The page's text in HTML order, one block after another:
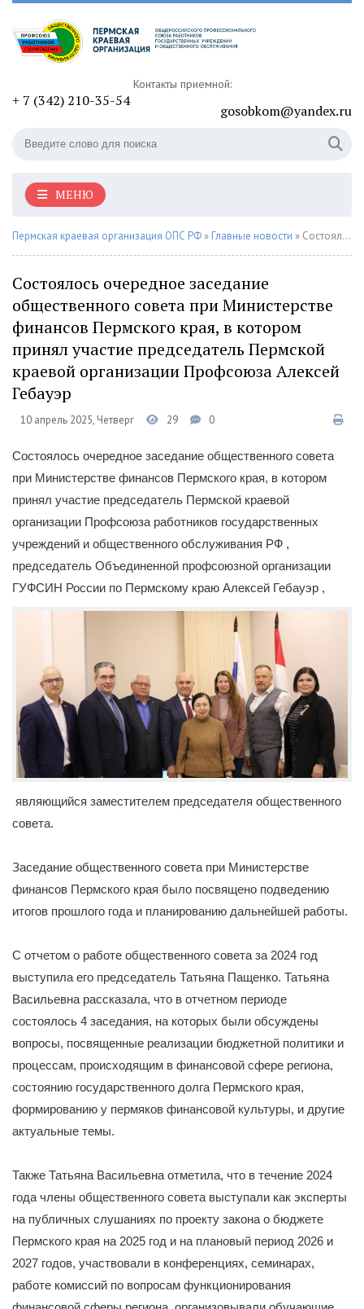
Контакты приемной:
+ 7 (342) 210-35-54
gosobkom@yandex.ru
МЕНЮ
Пермская краевая организация ОПС РФ » Главные новости » Состоялось очередное заседание общественного совета при Министерстве финансов Пермского края, в котором принял участие председатель Пермской краевой организации Профсоюза Алексей Гебауэр
Состоялось очередное заседание
общественного совета при Министерстве
финансов Пермского края, в котором
принял участие председатель Пермской
краевой организации Профсоюза Алексей
Гебауэр
10 апрель 2025, Четверг 29 0
Состоялось очередное заседание общественного совета
при Министерстве финансов Пермского края, в котором
принял участие председатель Пермской краевой
организации Профсоюза работников государственных
учреждений и общественного обслуживания РФ ,
председатель Объединенной профсоюзной организации
ГУФСИН России по Пермскому краю Алексей Гебауэр ,
являющийся заместителем председателя общественного
совета.
Заседание общественного совета при Министерстве
финансов Пермского края было посвящено подведению
итогов прошлого года и планированию дальнейшей работы.
С отчетом о работе общественного совета за 2024 год
выступила его председатель Татьяна Пащенко. Татьяна
Васильевна рассказала, что в отчетном периоде
состоялось 4 заседания, на которых были обсуждены
вопросы, посвященные реализации бюджетной политики и
процессам, происходящим в финансовой сфере региона,
состоянию государственного долга Пермского края,
формированию у пермяков финансовой культуры, и другие
актуальные темы.
Также Татьяна Васильевна отметила, что в течение 2024
года члены общественного совета выступали как эксперты
на публичных слушаниях по проекту закона о бюджете
Пермского края на 2025 год и на плановый период 2026 и
2027 годов, участвовали в конференциях, семинарах,
работе комиссий по вопросам функционирования